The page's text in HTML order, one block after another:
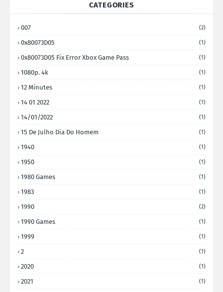
CATEGORIES
007 (2)
0x80073D05 (1)
0x80073D05 Fix Error Xbox Game Pass (1)
1080p. 4k (1)
12 Minutes (1)
14 01 2022 (1)
14/01/2022 (1)
15 De Julho Dia Do Homem (1)
1940 (1)
1950 (1)
1980 Games (1)
1983 (1)
1990 (2)
1990 Games (1)
1999 (1)
2 (1)
2020 (1)
2021 (1)